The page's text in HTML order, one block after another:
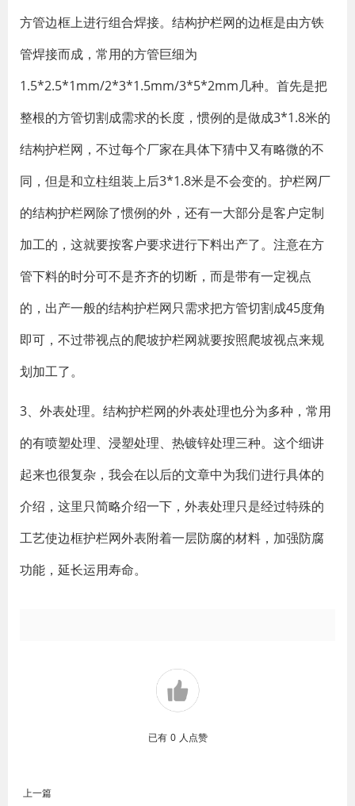
方管边框上进行组合焊接。结构护栏网的边框是由方铁
管焊接而成，常用的方管巨细为
1.5*2.5*1mm/2*3*1.5mm/3*5*2mm几种。首先是把
整根的方管切割成需求的长度，惯例的是做成3*1.8米的
结构护栏网，不过每个厂家在具体下猜中又有略微的不
同，但是和立柱组装上后3*1.8米是不会变的。护栏网厂
的结构护栏网除了惯例的外，还有一大部分是客户定制
加工的，这就要按客户要求进行下料出产了。注意在方
管下料的时分可不是齐齐的切断，而是带有一定视点
的，出产一般的结构护栏网只需求把方管切割成45度角
即可，不过带视点的爬坡护栏网就要按照爬坡视点来规
划加工了。
3、外表处理。结构护栏网的外表处理也分为多种，常用
的有喷塑处理、浸塑处理、热镀锌处理三种。这个细讲
起来也很复杂，我会在以后的文章中为我们进行具体的
介绍，这里只简略介绍一下，外表处理只是经过特殊的
工艺使边框护栏网外表附着一层防腐的材料，加强防腐
功能，延长运用寿命。
已有 0 人点赞
上一篇